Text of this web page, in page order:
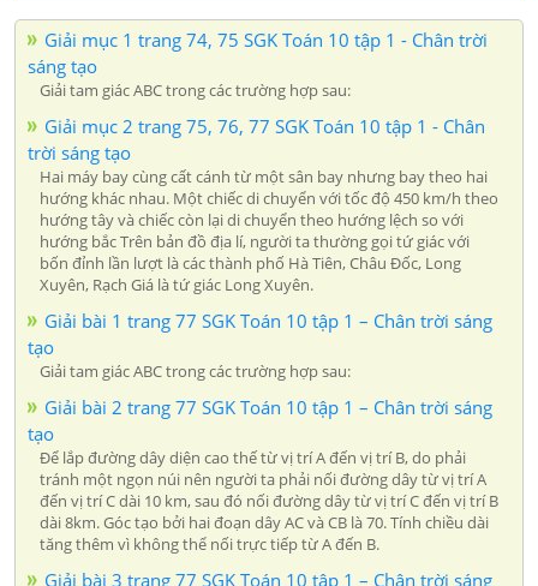
Giải mục 1 trang 74, 75 SGK Toán 10 tập 1 - Chân trời
sáng tạo
Giải tam giác ABC trong các trường hợp sau:
Giải mục 2 trang 75, 76, 77 SGK Toán 10 tập 1 - Chân
trời sáng tạo
Hai máy bay cùng cất cánh từ một sân bay nhưng bay theo hai
hướng khác nhau. Một chiếc di chuyển với tốc độ 450 km/h theo
hướng tây và chiếc còn lại di chuyển theo hướng lệch so với
hướng bắc Trên bản đồ địa lí, người ta thường gọi tứ giác với
bốn đỉnh lần lượt là các thành phố Hà Tiên, Châu Đốc, Long
Xuyên, Rạch Giá là tứ giác Long Xuyên.
Giải bài 1 trang 77 SGK Toán 10 tập 1 – Chân trời sáng
tạo
Giải tam giác ABC trong các trường hợp sau:
Giải bài 2 trang 77 SGK Toán 10 tập 1 – Chân trời sáng
tạo
Để lắp đường dây diện cao thế từ vị trí A đến vị trí B, do phải
tránh một ngọn núi nên người ta phải nối đường dây từ vị trí A
đến vị trí C dài 10 km, sau đó nối đường dây từ vị trí C đến vị trí B
dài 8km. Góc tạo bởi hai đoạn dây AC và CB là 70. Tính chiều dài
tăng thêm vì không thể nối trực tiếp từ A đến B.
Giải bài 3 trang 77 SGK Toán 10 tập 1 – Chân trời sáng